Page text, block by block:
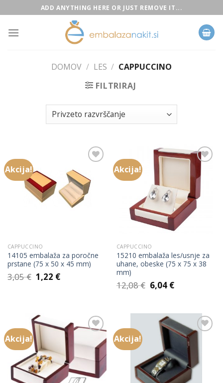
to
content
ADD ANYTHING HERE OR JUST REMOVE IT...
DOMOV / LES / CAPPUCCINO
FILTRIRAJ
Akcija!
Add to
Wishlist
CAPPUCCINO
14105 embalaža za poročne
prstane (75 x 50 x 45 mm)
3,05€ Izvirna
cena
1,22 €Trenutna
Akcija!
Wishlist
CAPPUCCINO
15210 embalaža les/usnje za
uhane, obeske (75 x 75 x 38
mm)
12,08€ Izvirna
cena
12,08 €.
6,04 €Trenutna
Akcija!
Wishlist
Akcija!
Wishlist